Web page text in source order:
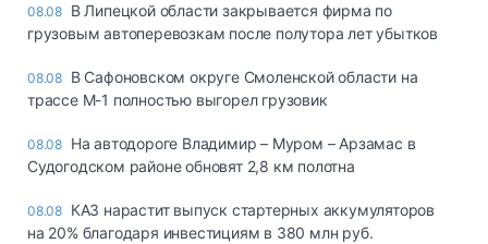
08.08 В Липецкой области закрывается фирма по
грузовым автоперевозкам после полутора лет убытков
08.08 В Сафоновском округе Смоленской области на
трассе М-1 полностью выгорел грузовик
08.08 На автодороге Владимир – Муром – Арзамас в
Судогодском районе обновят 2,8 км полотна
08.08 КАЗ нарастит выпуск стартерных аккумуляторов
на 20% благодаря инвестициям в 380 млн руб.